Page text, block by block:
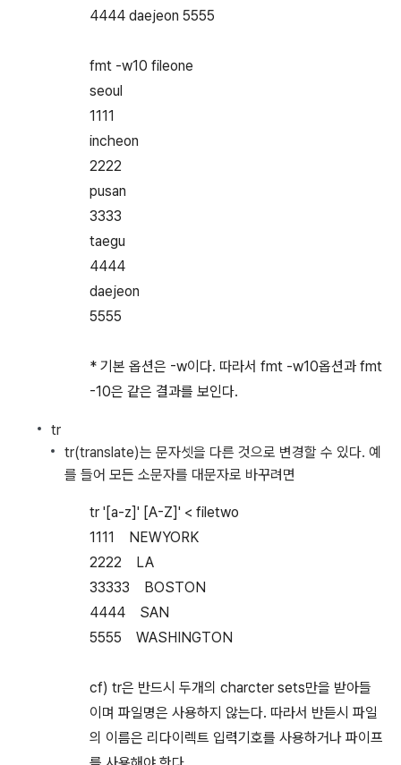
4444 daejeon 5555
fmt -w10 fileone
seoul
1111
incheon
2222
pusan
3333
taegu
4444
daejeon
5555
* 기본 옵션은 -w이다. 따라서 fmt -w10옵션과 fmt
-10은 같은 결과를 보인다.
tr
tr(translate)는 문자셋을 다른 것으로 변경할 수 있다. 예
를 들어 모든 소문자를 대문자로 바꾸려면
tr '[a-z]' [A-Z]' < filetwo
1111 NEWYORK
2222 LA
33333 BOSTON
4444 SAN
5555 WASHINGTON
cf) tr은 반드시 두개의 charcter sets만을 받아들
이며 파일명은 사용하지 않는다. 따라서 반듣시 파일
의 이름은 리다이렉트 입력기호를 사용하거나 파이프